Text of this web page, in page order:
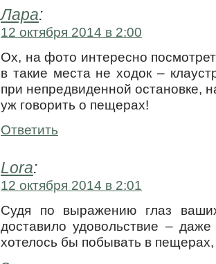
Лара:
12 октября 2014 в 2:00
Ох, на фото интересно
в такие места не ходок –
при непредвиденной остановке,
уж говорить о пещерах!
Ответить
Lora:
12 октября 2014 в 2:01
Судя по выражению глаз
доставило удовольствие –
хотелось бы побывать в